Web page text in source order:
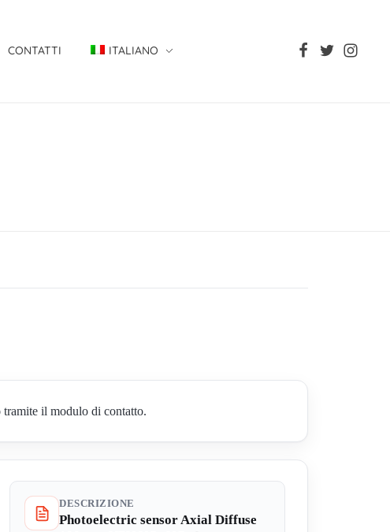
CONTATTI ITALIANO
il modulo di contatto.
DESCRIZIONE
Photoelectric sensor Axial Diffuse